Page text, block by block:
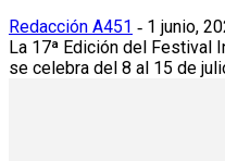
Redacción A451 - 1 junio,
La 17ª Edición del Festival
se celebra del 8 al 15 de